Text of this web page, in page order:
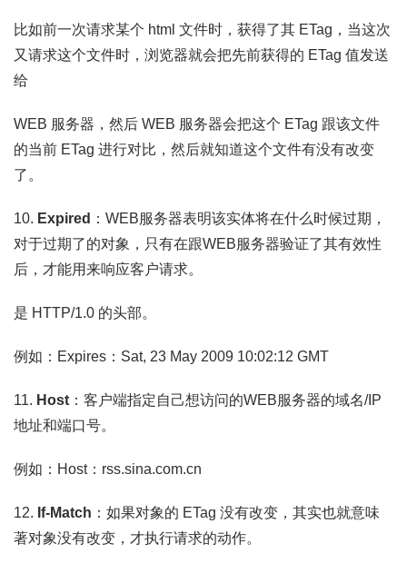
比如前一次请求某个 html 文件时，获得了其 ETag，当这次
又请求这个文件时，浏览器就会把先前获得的 ETag 值发送
给
WEB 服务器，然后 WEB 服务器会把这个 ETag 跟该文件
的当前 ETag 进行对比，然后就知道这个文件有没有改变
了。
10. Expired ：WEB服务器表明该实体将在什么时候过期，
对于过期了的对象，只有在跟WEB服务器验证了其有效性
后，才能用来响应客户请求。
是 HTTP/1.0 的头部。
例如：Expires：Sat, 23 May 2009 10:02:12 GMT
11. Host ：客户端指定自己想访问的WEB服务器的域名/IP
地址和端口号。
例如：Host：rss.sina.com.cn
12. If-Match ：如果对象的 ETag 没有改变，其实也就意味
著对象没有改变，才执行请求的动作。